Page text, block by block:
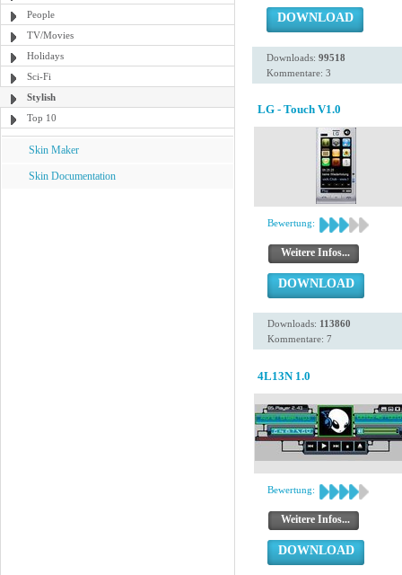
People
TV/Movies
Holidays
Sci-Fi
Stylish
Top 10
Skin Maker
Skin Documentation
DOWNLOAD
Downloads: 99518
Kommentare: 3
LG - Touch V1.0
Bewertung:
Weitere Infos...
DOWNLOAD
Downloads: 113860
Kommentare: 7
4L13N 1.0
Bewertung:
Weitere Infos...
DOWNLOAD